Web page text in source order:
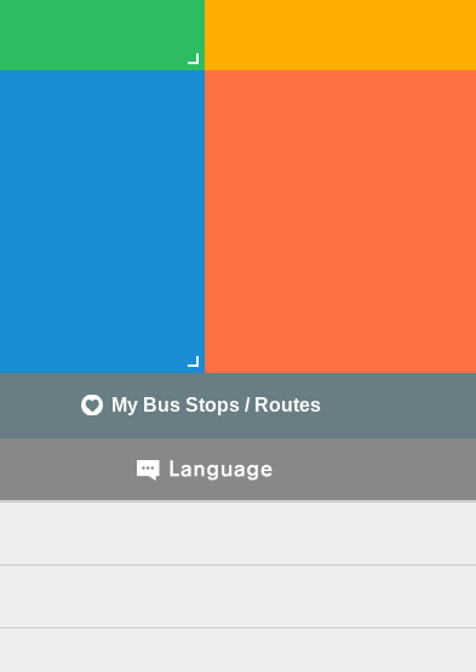
My Bus Stops / Routes